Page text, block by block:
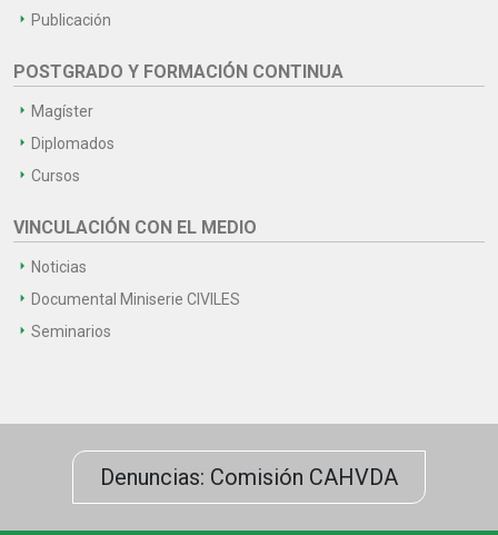
Publicación
POSTGRADO Y FORMACIÓN CONTINUA
Magíster
Diplomados
Cursos
VINCULACIÓN CON EL MEDIO
Noticias
Documental Miniserie CIVILES
Seminarios
Denuncias: Comisión CAHVDA